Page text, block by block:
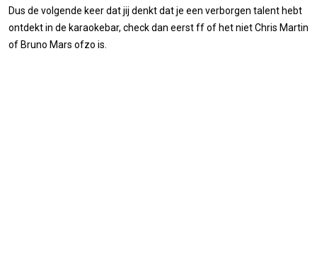
Dus de volgende keer dat jij denkt dat je een verborgen talent hebt
ontdekt in de karaokebar, check dan eerst ff of het niet Chris Martin
of Bruno Mars ofzo is.